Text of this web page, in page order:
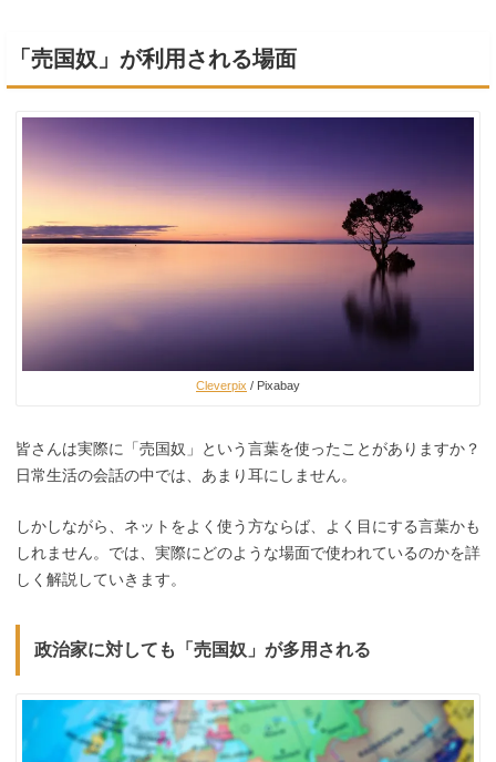
「売国奴」が利用される場面
Cleverpix / Pixabay
皆さんは実際に「売国奴」という言葉を使ったことがありますか？
日常生活の会話の中では、あまり耳にしません。
しかしながら、ネットをよく使う方ならば、よく目にする言葉かも
しれません。では、実際にどのような場面で使われているのかを詳
しく解説していきます。
政治家に対しても「売国奴」が多用される